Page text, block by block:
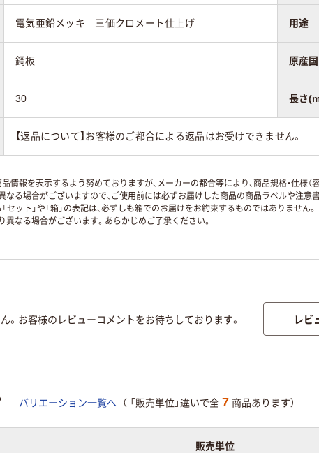
電気亜鉛メッキ 三価クロメート仕上げ 用途
鋼板 原産国
30 長さ
【返品について】お客様のご都合による返品はお受けできません。
情報を表示するよう努めておりますが、メーカーの都合等により、商品規格・仕様
る場合がございますので、ご使用前には必ずお届けした商品の商品ラベルや注意
セット」や「箱」の表記は、必ずしも箱でのお届けをお約束するものではありません。
なる場合がございます。あらかじめご了承ください。
。お客様のレビューコメントをお待ちしております。 レビ
バリエーション一覧へ （ 「販売単位」違いで全 7 商品あります）
販売単位